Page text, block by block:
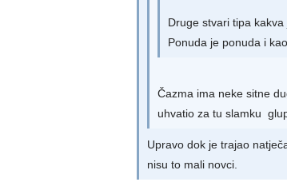
Druge stvari tipa
Ponuda je ponuda i
Čazma ima neke sitne
uhvatio za tu slamku
Upravo dok je trajao
nisu to mali novci.